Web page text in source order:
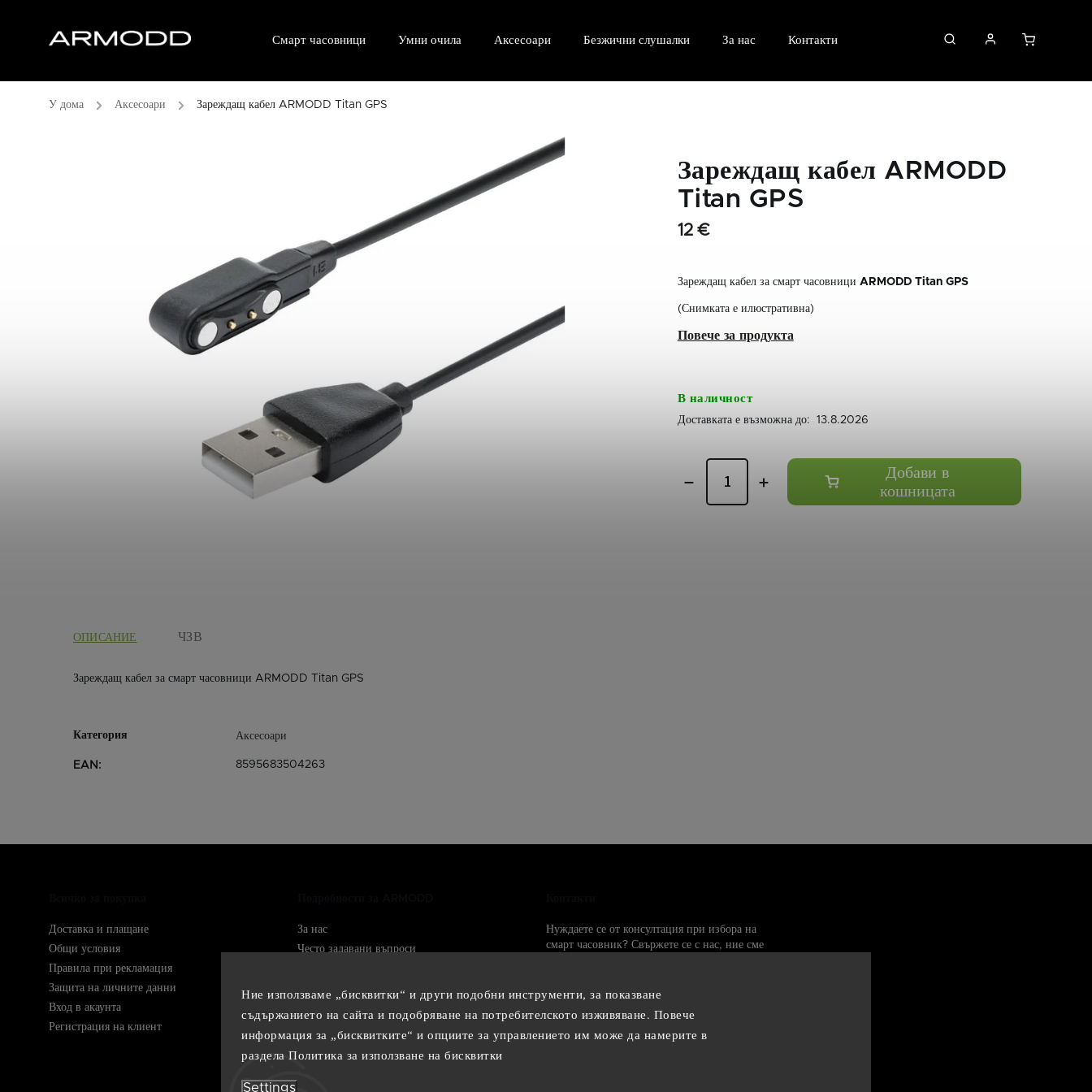
Ние използваме „бисквитки“ и други подобни инструменти, за показване
съдържанието на сайта и подобряване на потребителското изживяване. Повече
информация за „бисквитките“ и опциите за управлението им може да намерите в
раздела Политика за използване на бисквитки
Settings
Смарт часовници Умни очила Аксесоари Безжични слушалки За нас Контакти
/ Аксесоари / Зареждащ кабел ARMODD Titan GPS
Зареждащ кабел ARMODD
Titan GPS
12 €
Зареждащ кабел за смарт часовници ARMODD Titan GPS
(Снимката е илюстративна)
В наличност
13.8.2026
ОПИСАНИЕ
Зареждащ кабел за смарт часовници ARMODD Titan GPS
Аксесоари
EAN : 8595683504263
Доставка и плащане
Общи условия
Правила при рекламация
Защита на личните данни
Вход в акаунта
Регистрация на клиент
За нас
Често задавани въпроси
Следете ни в социалните мрежи:
Нуждаете се от консултация при избора на
смарт часовник? Свържете се с нас, ние сме